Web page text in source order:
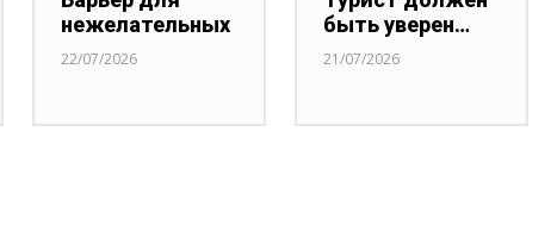
нежелательных
22/07/2026
быть уверен…
21/07/2026